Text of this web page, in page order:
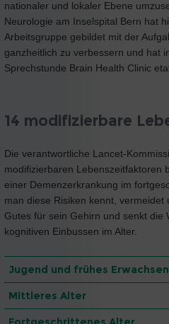
nationaler und lokaler Ebene
Neurologie am Inselspital Bern hat
Arbeitsgruppe gebildet mit der
ganzheitlich zu verbessern und hat
Sprechstunde Brain Health Clinic
14 modifizierbare
Die verantwortliche Lancet-
modifizierbaren Lebenszeitfaktoren
einer Demenzerkrankung im
man diese Risiken kennt,
Gutes für sein Gehirn und senkt die
kognitiven Einbussen im Alter.
Jugend und frühes
Mittleres Alter